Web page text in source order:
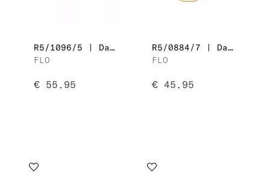
R5/1096/5 | Dames Armband
FLO
€ 55.95
R5/0884/7 | Dames Armband
FLO
€ 45.95